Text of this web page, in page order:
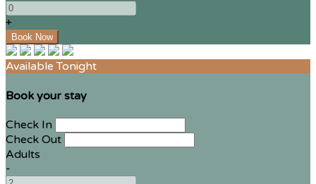
+
Available Tonight
Book your stay
Check In
Check Out
Adults
-